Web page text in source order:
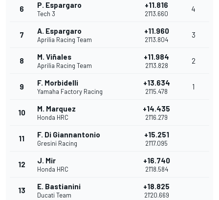
6 P. Espargaro
Tech 3
+11.816
21'13.660
4
7 A. Espargaro
Aprilia Racing Team
+11.960
21'13.804
3
8 M. Viñales
Aprilia Racing Team
+11.984
21'13.828
2
9 F. Morbidelli
Yamaha Factory Racing
+13.634
21'15.478
1
10 M. Marquez
Honda HRC
+14.435
21'16.279
11 F. Di Giannantonio
Gresini Racing
+15.251
21'17.095
12 J. Mir
Honda HRC
+16.740
21'18.584
13 E. Bastianini
Ducati Team
+18.825
21'20.669